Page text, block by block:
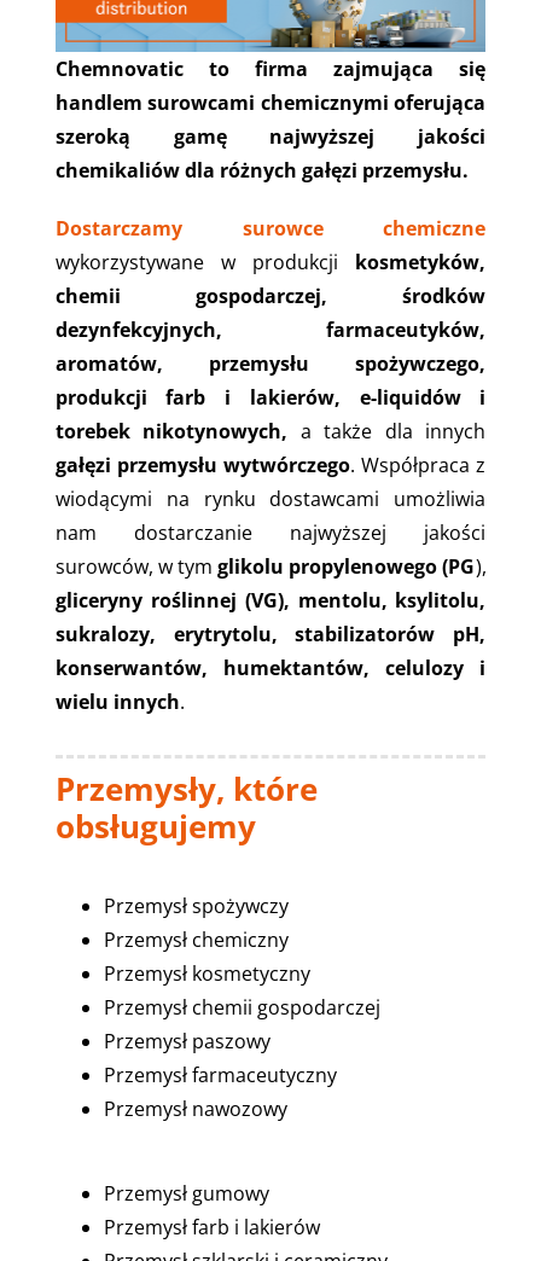
Chemnovatic to firma zajmująca się
handlem surowcami chemicznymi oferująca
szeroką gamę najwyższej jakości
chemikaliów dla różnych gałęzi przemysłu.
Dostarczamy surowce chemiczne
wykorzystywane w produkcji kosmetyków,
chemii gospodarczej, środków
dezynfekcyjnych, farmaceutyków,
aromatów, przemysłu spożywczego,
produkcji farb i lakierów, e-liquidów i
torebek nikotynowych, a także dla innych
gałęzi przemysłu wytwórczego. Współpraca z
wiodącymi na rynku dostawcami umożliwia
nam dostarczanie najwyższej jakości
surowców, w tymglikolu propylenowego (PG),
gliceryny roślinnej (VG), mentolu, ksylitolu,
sukralozy, erytrytolu, stabilizatorów pH,
konserwantów, humektantów, celulozy i
wielu innych.
Przemysły, które
obsługujemy
Przemysł spożywczy
Przemysł chemiczny
Przemysł kosmetyczny
Przemysł chemii gospodarczej
Przemysł paszowy
Przemysł farmaceutyczny
Przemysł nawozowy
Przemysł gumowy
Przemysł farb i lakierów